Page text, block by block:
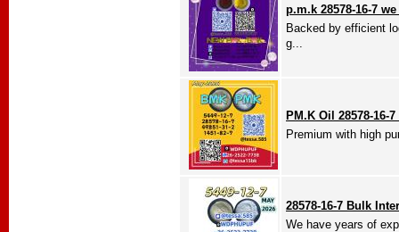
p.m.k 28578-16-7
Backed by efficient
g...
PM.K Oil 28578-16-
Premium with high
28578-16-7 Bulk
We have years of